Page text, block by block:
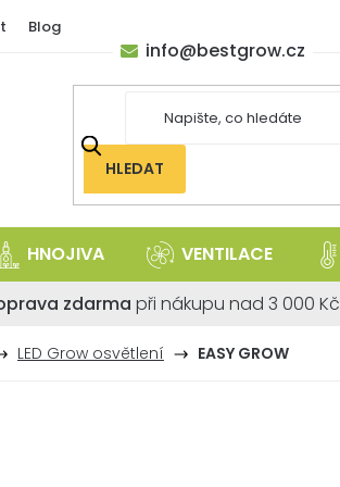
Blog
HLEDAT
info@bestgrow.cz
HNOJIVA VENTILACE
zdarma při nákupu nad 3 000 Kč
LED Grow osvětlení EASY GROW